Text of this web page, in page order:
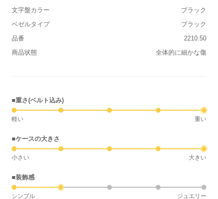
文字盤カラー
ブラック
ベゼルタイプ
ブラック
品番
2210.50
商品状態
全体的に細かな傷
■重さ(ベルト込み)
軽い 重い
■ケースの大きさ
小さい 大きい
■装飾感
シンプル ジュエリー